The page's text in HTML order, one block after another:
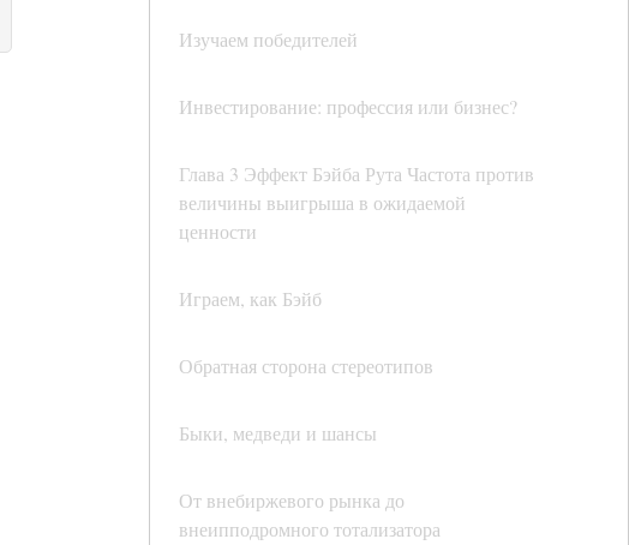
Изучаем победителей
Инвестирование: профессия или бизнес?
Глава 3 Эффект Бэйба Рута Частота против
величины выигрыша в ожидаемой
ценности
Играем, как Бэйб
Обратная сторона стереотипов
Быки, медведи и шансы
От внебиржевого рынка до
внеипподромного тотализатора